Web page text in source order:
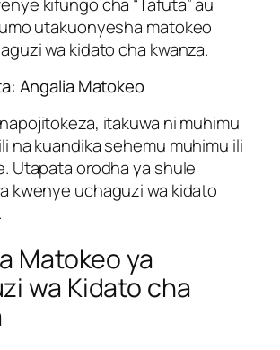
utakuonyesha matokeo
wa kidato cha kwanza.
Angalia Matokeo
itakuwa ni muhimu
na kuandika sehemu muhimu ili
Utapata orodha ya shule
kwenye uchaguzi wa kidato
Matokeo ya
wa Kidato cha